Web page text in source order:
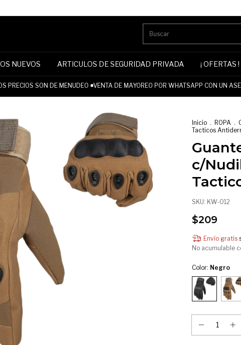
NUEVOS ARTICULOS DE SEGURIDAD PRIVADA ¡ OFERTAS !
PRECIOS SON DE MENUDEO ◾VENTA DE MAYOREO POR WHATSAPP CON UN
Inicio . ROPA .
Tacticos
c/
SKU: KW-012
$209
Envío gratis
No acumulable
Color: Negro